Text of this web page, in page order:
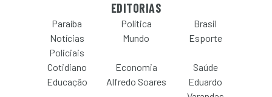
EDITORIAS
Paraíba Política
Brasil
Notícias
Policiais
Mundo Esporte
Cotidiano Economia
Saúde
Educação
Alfredo Soares
Eduardo